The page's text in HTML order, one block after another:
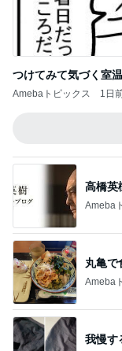
つけてみて気づく室
Amebaトピックス 1日
高橋英
Ameba
丸亀で
Ameba
我慢す